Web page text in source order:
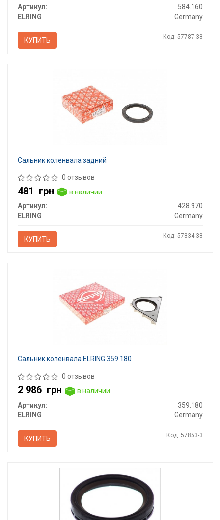
Артикул:
584.160
ELRING
Germany
КУПИТЬ Код: 57787-38
Сальник коленвала задний
0 отзывов
481 грн
в наличии
Артикул:
428.970
ELRING
Germany
КУПИТЬ Код: 57834-38
Сальник коленвала ELRING 359.180
0 отзывов
2 986 грн
в наличии
Артикул:
359.180
ELRING
Germany
КУПИТЬ Код: 57853-3